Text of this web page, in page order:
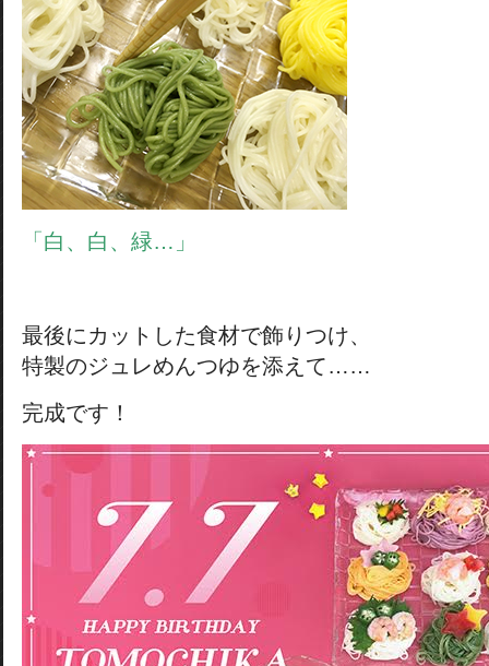
「白、白、緑…」
最後にカットした食材で飾りつけ、
特製のジュレめんつゆを添えて……
完成です！